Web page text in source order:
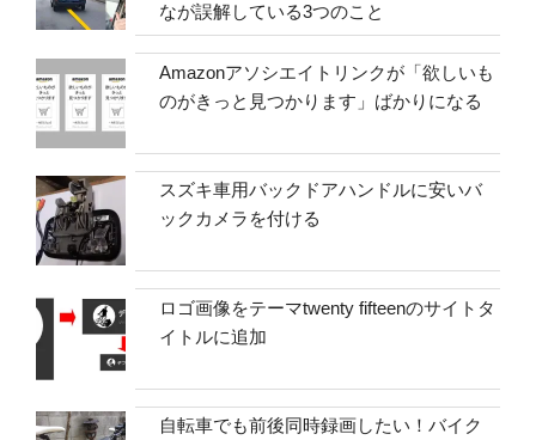
なが誤解している3つのこと
Amazonアソシエイトリンクが「欲しいも
のがきっと見つかります」ばかりになる
スズキ車用バックドアハンドルに安いバ
ックカメラを付ける
ロゴ画像をテーマtwenty fifteenのサイトタ
イトルに追加
自転車でも前後同時録画したい！バイク